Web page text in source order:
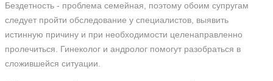
Бездетность - проблема семейная, поэтому обоим супругам
следует пройти обследование у специалистов, выявить
истинную причину и при необходимости целенаправленно
пролечиться. Гинеколог и андролог помогут разобраться в
сложившейся ситуации.